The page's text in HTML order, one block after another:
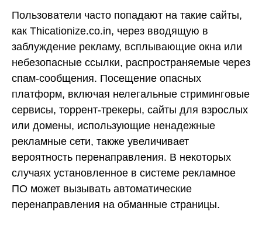
Пользователи часто попадают на такие сайты,
как Thicationize.co.in, через вводящую в
заблуждение рекламу, всплывающие окна или
небезопасные ссылки, распространяемые через
спам-сообщения. Посещение опасных
платформ, включая нелегальные стриминговые
сервисы, торрент-трекеры, сайты для взрослых
или домены, использующие ненадежные
рекламные сети, также увеличивает
вероятность перенаправления. В некоторых
случаях установленное в системе рекламное
ПО может вызывать автоматические
перенаправления на обманные страницы.